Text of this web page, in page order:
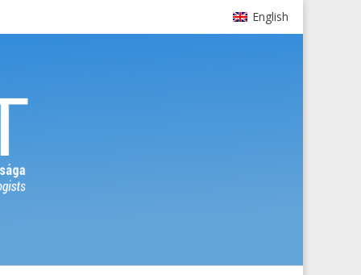
English